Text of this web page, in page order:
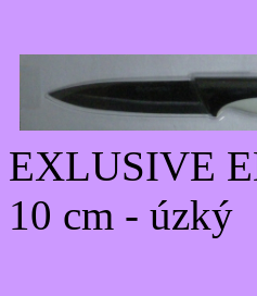
EXLUSIVE
10 cm - úzký